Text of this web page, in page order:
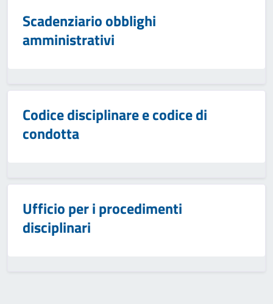
Scadenziario obblighi
amministrativi
Codice disciplinare e codice di
condotta
Ufficio per i procedimenti
disciplinari